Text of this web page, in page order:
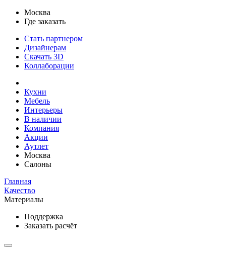
Москва
Где заказать
Стать партнером
Дизайнерам
Скачать 3D
Коллаборации
Кухни
Мебель
Интерьеры
В наличии
Компания
Акции
Аутлет
Москва
Салоны
Главная
Качество
Материалы
Поддержка
Заказать расчёт